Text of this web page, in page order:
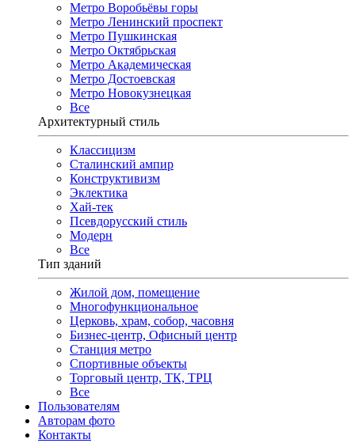
Метро Воробьёвы горы
Метро Ленинский проспект
Метро Пушкинская
Метро Октябрьская
Метро Академическая
Метро Достоевская
Метро Новокузнецкая
Все
Архитектурный стиль
Классицизм
Сталинский ампир
Конструктивизм
Эклектика
Хай-тек
Псевдорусский стиль
Модерн
Все
Тип зданий
Жилой дом, помещение
Многофункциональное
Церковь, храм, собор, часовня
Бизнес-центр, Офисный центр
Станция метро
Спортивные объекты
Торговый центр, ТК, ТРЦ
Все
Пользователям
Авторам фото
Контакты